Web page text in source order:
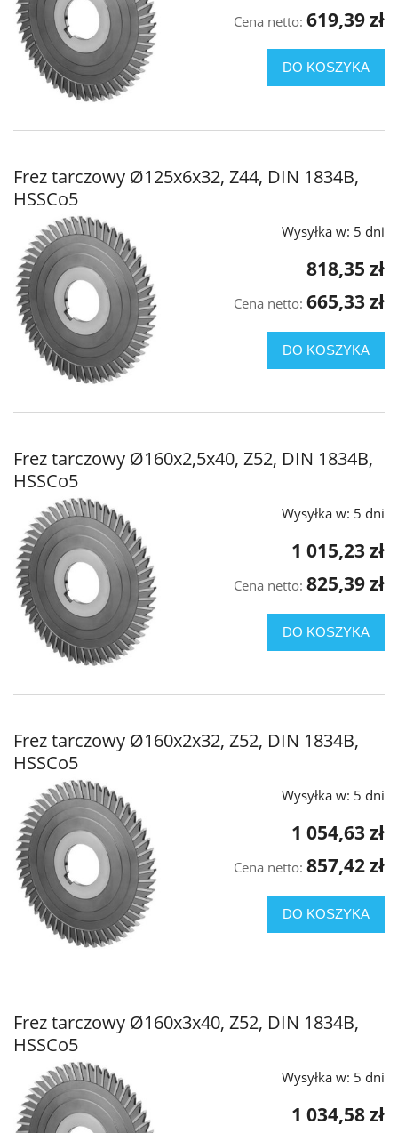
Cena netto: 619,39 zł
DO KOSZYKA
Frez tarczowy Ø125x6x32, Z44, DIN 1834B,
HSSCo5
Wysyłka w: 5 dni
818,35 zł
Cena netto: 665,33 zł
DO KOSZYKA
Frez tarczowy Ø160x2,5x40, Z52, DIN 1834B,
HSSCo5
Wysyłka w: 5 dni
1 015,23 zł
Cena netto: 825,39 zł
DO KOSZYKA
Frez tarczowy Ø160x2x32, Z52, DIN 1834B,
HSSCo5
Wysyłka w: 5 dni
1 054,63 zł
Cena netto: 857,42 zł
DO KOSZYKA
Frez tarczowy Ø160x3x40, Z52, DIN 1834B,
HSSCo5
Wysyłka w: 5 dni
1 034,58 zł